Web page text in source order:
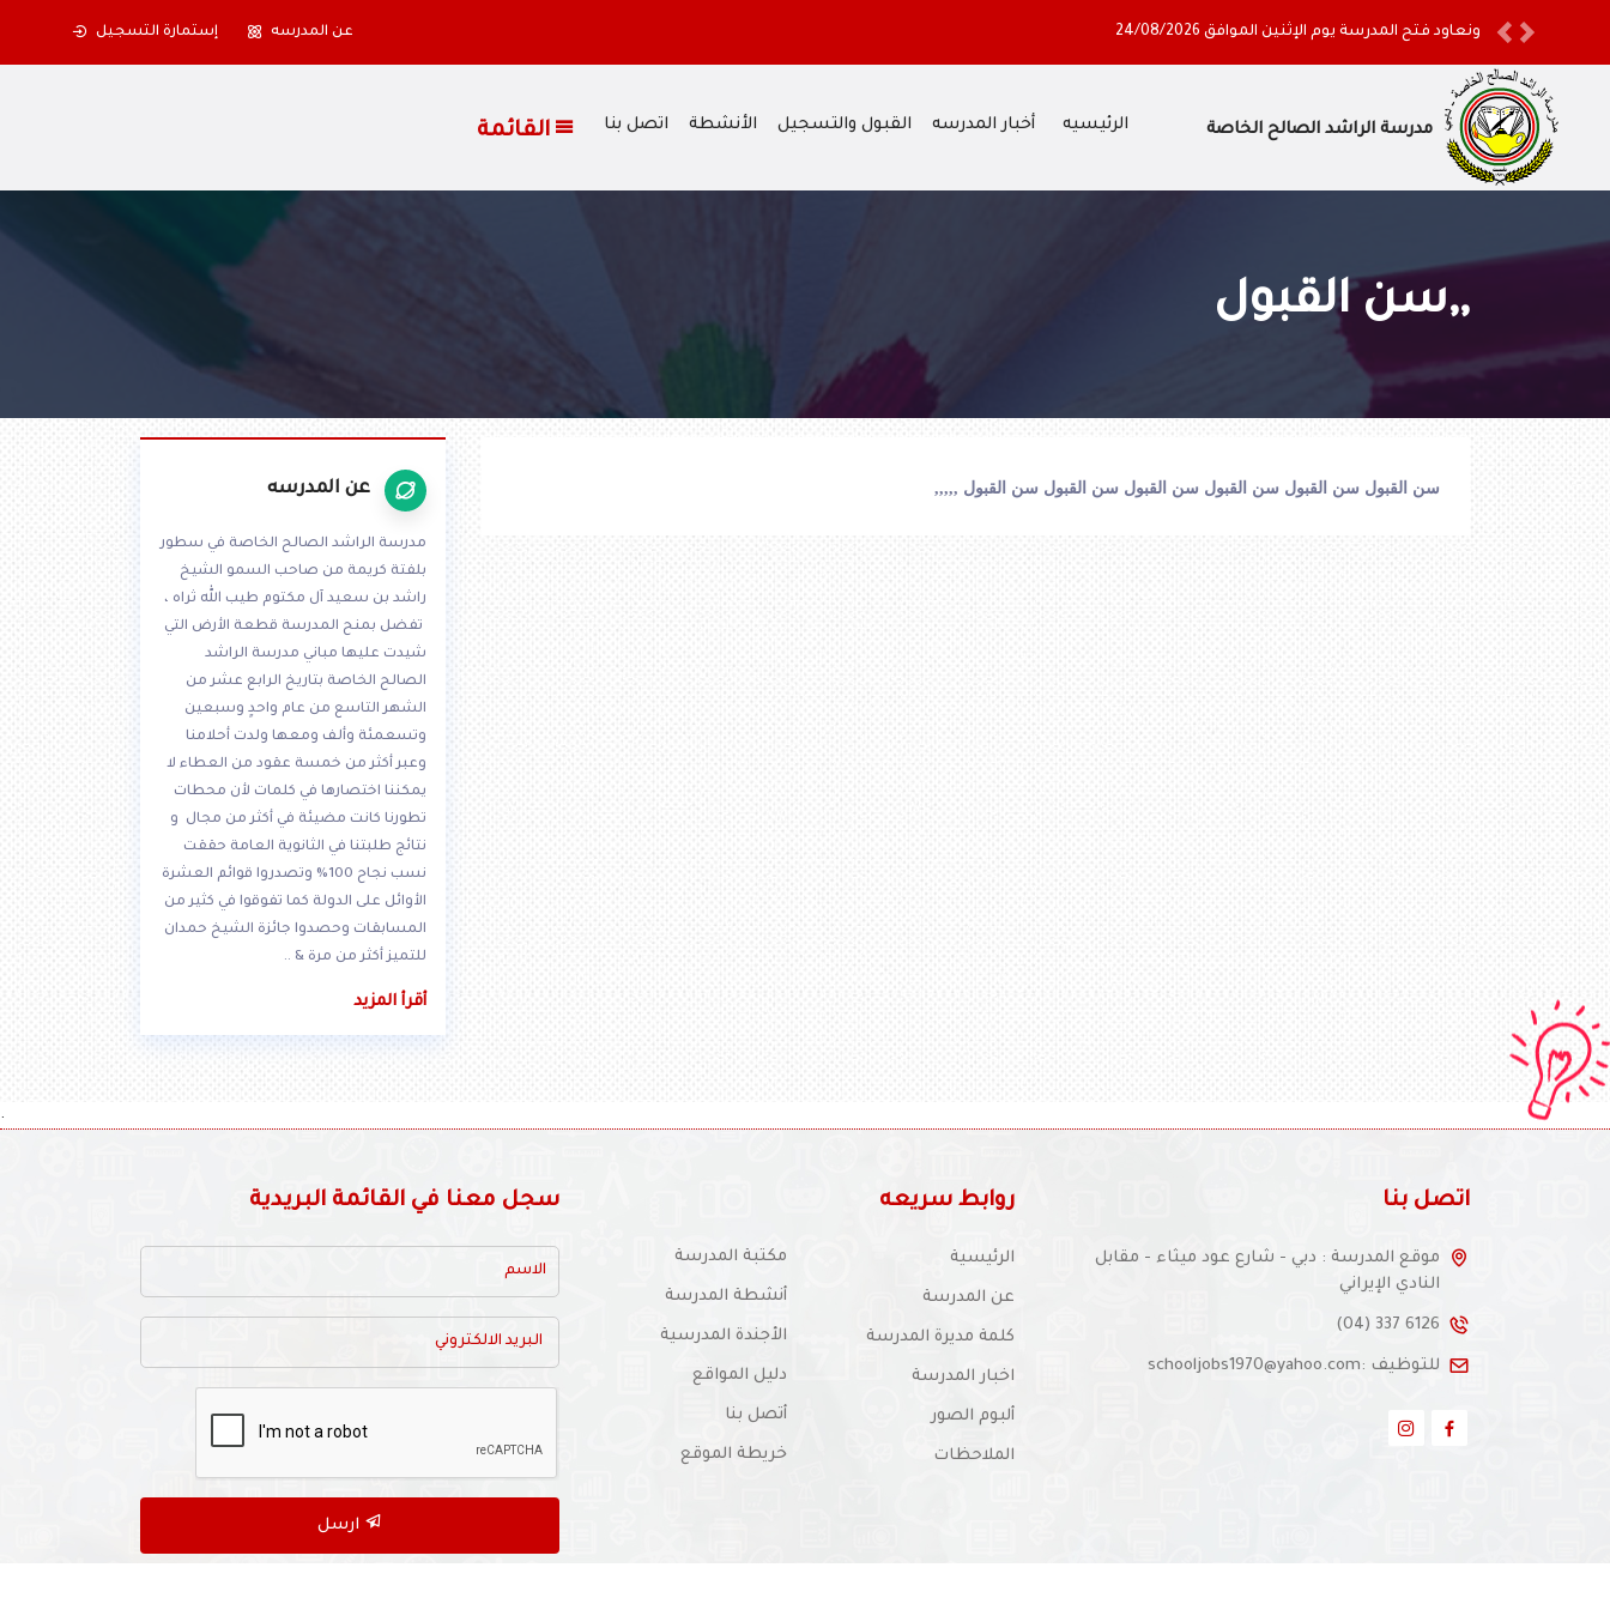
ونعاود فتح المدرسة يوم الإثنين الموافق 24/08/2026
PreviousNext
عن المدرسه إستمارة التسجيل
مدرسة الراشد الصالح الخاصة الرئيسيه أخبار المدرسه القبول والتسجيل الأنشطة اتصل بنا
,,سن القبول
سن القبول سن القبول سن القبول سن القبول سن القبول سن القبول ,,,,, عن المدرسه
مدرسة الراشد الصالح الخاصة في سطور
بلفتة كريمة من صاحب السمو الشيخ
راشد بن سعيد آل مكتوم طيب الله ثراه ،
تفضل بمنح المدرسة قطعة الأرض التي
شيدت عليها مباني مدرسة الراشد
الصالح الخاصة بتاريخ الرابع عشر من
الشهر التاسع من عام واحدٍ وسبعين
وتسعمئة وألف ومعها ولدت أحلامنا
وعبر أكثر من خمسة عقود من العطاء لا
يمكننا اختصارها في كلمات لأن محطات
تطورنا كانت مضيئة في أكثر من مجال و
نتائج طلبتنا في الثانوية العامة حققت
نسب نجاح 100% وتصدروا قوائم العشرة
الأوائل على الدولة كما تفوقوا في كثير من
المسابقات وحصدوا جائزة الشيخ حمدان
للتميز أكثر من مرة & ..
أقرأ المزيد
.
اتصل بنا
موقع المدرسة : دبي - شارع عود ميثاء - مقابل
النادي الإيراني
(04) 337 6126
للتوظيف :schooljobs1970@yahoo.com
روابط سريعه
الرئيسية
عن المدرسة
كلمة مديرة المدرسة
اخبار المدرسة
ألبوم الصور
الملاحظات
مكتبة المدرسة
أنشطة المدرسة
الأجندة المدرسية
دليل المواقع
أتصل بنا
خريطة الموقع
سجل معنا في القائمة البريدية